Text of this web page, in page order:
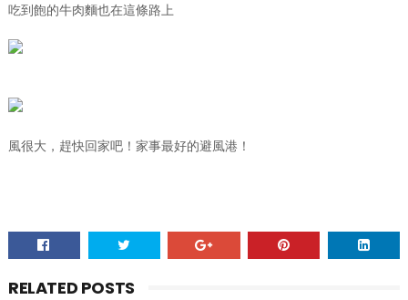
吃到飽的牛肉麵也在這條路上
風很大，趕快回家吧！家事最好的避風港！
RELATED POSTS